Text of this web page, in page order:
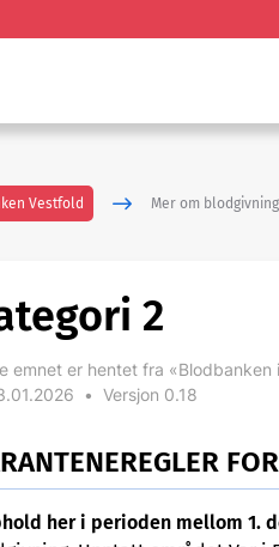
Vestfold Mer om blodgivning
2
emnet er hentet fra «Blodbanken
• Versjon 0.18
her i perioden mellom 1.